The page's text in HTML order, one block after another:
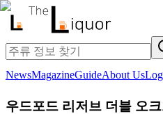
NewsMagazineGuideAbout Us
우드포드 리저브 더블 오